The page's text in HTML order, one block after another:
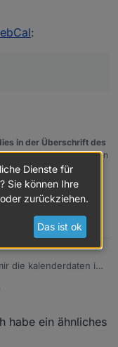
:
in der Überschrift des
das Voting rechts unten
PicPick
die kalenderdaten in
webCal:
habe ein ähnliches
Dienste für
Sie können Ihre
zurückziehen.
Das ist ok